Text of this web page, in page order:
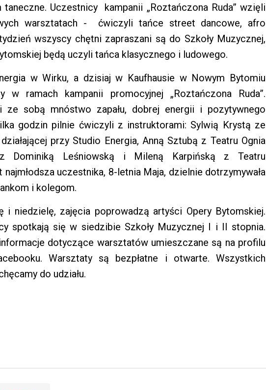
Uczestnicy kampanii „Roztańczona Ruda” wzięli
warsztatach - ćwiczyli tańce street dancowe, afro
wszyscy chętni zapraszani są do Szkoły Muzycznej,
będą uczyli tańca klasycznego i ludowego.
w Wirku, a dzisiaj w Kaufhausie w Nowym Bytomiu
w ramach kampanii promocyjnej „Roztańczona Ruda”.
ze sobą mnóstwo zapału, dobrej energii i pozytywnego
godzin pilnie ćwiczyli z instruktorami: Sylwią Krystą ze
działającej przy Studio Energia, Anną Sztubą z Teatru Ognia
Dominiką Leśniowską i Mileną Karpińską z Teatru
uczestnika, 8-letnia Maja, dzielnie dotrzymywała
i kolegom.
i niedzielę, zajęcia poprowadzą artyści Opery Bytomskiej.
spotkają się w siedzibie Szkoły Muzycznej I i II stopnia.
dotyczące warsztatów umieszczane są na profilu
Warsztaty są bezpłatne i otwarte. Wszystkich
do udziału.